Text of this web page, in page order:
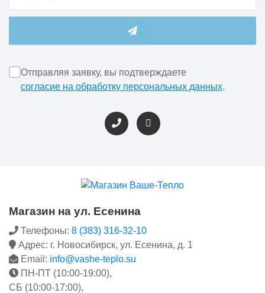
Отправляя заявку, вы подтверждаете
согласие на обработку персональных данных.
Магазин на ул. Есенина
Телефоны: 8 (383) 316-32-10
Адрес: г. Новосибирск, ул. Есенина, д. 1
Email: info@vashe-teplo.su
ПН-ПТ (10:00-19:00),
СБ (10:00-17:00),